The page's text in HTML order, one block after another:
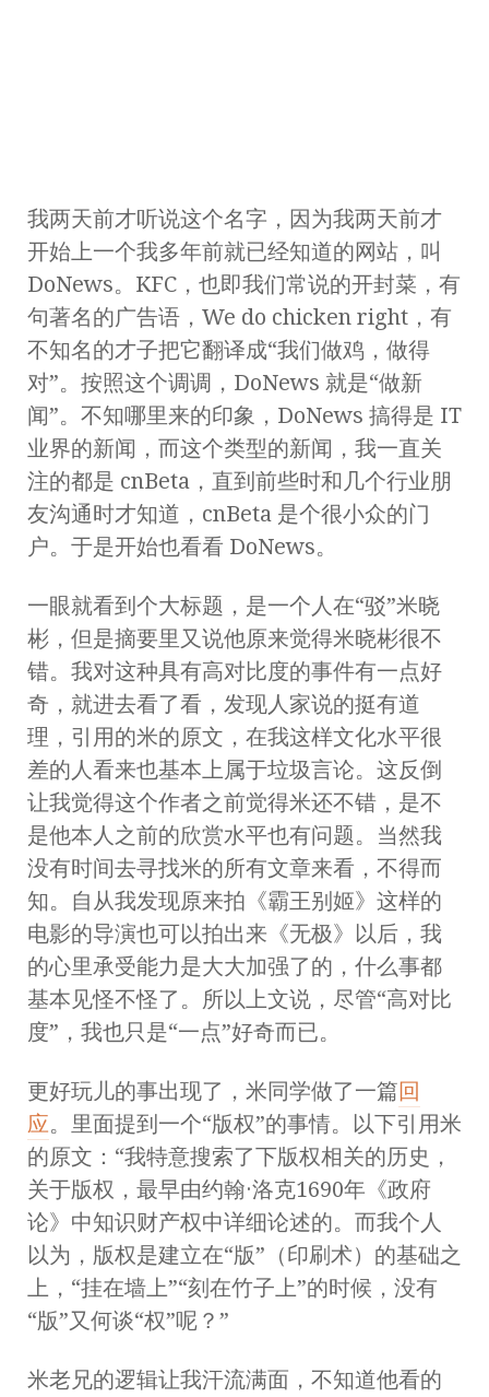
我两天前才听说这个名字，因为我两天前才
开始上一个我多年前就已经知道的网站，叫
DoNews。KFC，也即我们常说的开封菜，有
句著名的广告语，We do chicken right，有
不知名的才子把它翻译成“我们做鸡，做得
对”。按照这个调调，DoNews 就是“做新
闻”。不知哪里来的印象，DoNews 搞得是 IT
业界的新闻，而这个类型的新闻，我一直关
注的都是 cnBeta，直到前些时和几个行业朋
友沟通时才知道，cnBeta 是个很小众的门
户。于是开始也看看 DoNews。
一眼就看到个大标题，是一个人在“驳”米晓
彬，但是摘要里又说他原来觉得米晓彬很不
错。我对这种具有高对比度的事件有一点好
奇，就进去看了看，发现人家说的挺有道
理，引用的米的原文，在我这样文化水平很
差的人看来也基本上属于垃圾言论。这反倒
让我觉得这个作者之前觉得米还不错，是不
是他本人之前的欣赏水平也有问题。当然我
没有时间去寻找米的所有文章来看，不得而
知。自从我发现原来拍《霸王别姬》这样的
电影的导演也可以拍出来《无极》以后，我
的心里承受能力是大大加强了的，什么事都
基本见怪不怪了。所以上文说，尽管“高对比
度”，我也只是“一点”好奇而已。
更好玩儿的事出现了，米同学做了一篇回
应。里面提到一个“版权”的事情。以下引用米
的原文：“我特意搜索了下版权相关的历史，
关于版权，最早由约翰·洛克1690年《政府
论》中知识财产权中详细论述的。而我个人
以为，版权是建立在“版”（印刷术）的基础之
上，“挂在墙上”“刻在竹子上”的时候，没有
“版”又何谈“权”呢？”
米老兄的逻辑让我汗流满面，不知道他看的